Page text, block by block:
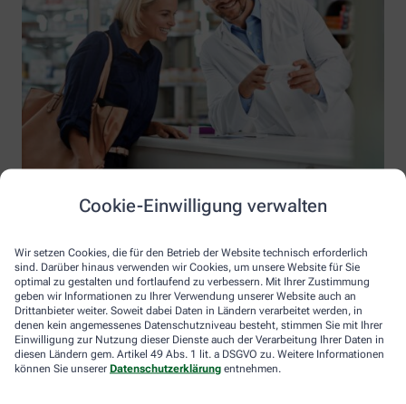
Cookie-Einwilligung verwalten
Wir setzen Cookies, die für den Betrieb der Website technisch erforderlich
sind. Darüber hinaus verwenden wir Cookies, um unsere Website für Sie
optimal zu gestalten und fortlaufend zu verbessern. Mit Ihrer Zustimmung
geben wir Informationen zu Ihrer Verwendung unserer Website auch an
Drittanbieter weiter. Soweit dabei Daten in Ländern verarbeitet werden, in
denen kein angemessenes Datenschutzniveau besteht, stimmen Sie mit Ihrer
Einwilligung zur Nutzung dieser Dienste auch der Verarbeitung Ihrer Daten in
diesen Ländern gem. Artikel 49 Abs. 1 lit. a DSGVO zu. Weitere Informationen
können Sie unserer Datenschutzerklärung entnehmen.
Information der gesundleben Apotheke Christian
Willeke e.K.